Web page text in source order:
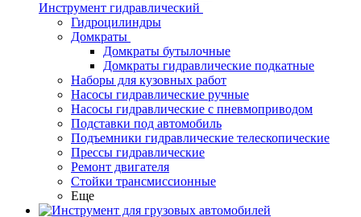
Инструмент гидравлический
Гидроцилиндры
Домкраты
Домкраты бутылочные
Домкраты гидравлические подкатные
Наборы для кузовных работ
Насосы гидравлические ручные
Насосы гидравлические с пневмоприводом
Подставки под автомобиль
Подъемники гидравлические телескопические
Прессы гидравлические
Ремонт двигателя
Стойки трансмиссионные
Еще